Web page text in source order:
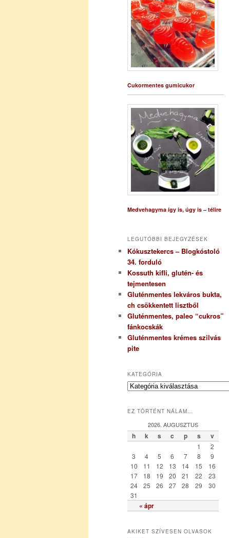
Cukormentes gumicukor
Medvehagyma így is, úgy is – télire
LEGUTÓBBI BEJEGYZÉSEK
Kókusztekercs – Blogkóstoló
34. forduló
Kossuth kifli, glutén- és
tejmentesen
Gluténmentes lekváros bukta,
ch csökkentett lisztből
Gluténmentes, paleo “cukros”
fánkocskák
Gluténmentes krémes szilvás
pite
KATEGÓRIA
K
e
r
EZ TÖRTÉNT NÁLAM…
2026. AUGUSZTUS
h k s c p s v
« ápr
1
2
3
4 5 6 7 8
9
10
11 12 13 14 15
16
17
18 19 20 21 22
23
24
25 26 27 28 29
30
31
AKIKET SZÍVESEN OLVASOK